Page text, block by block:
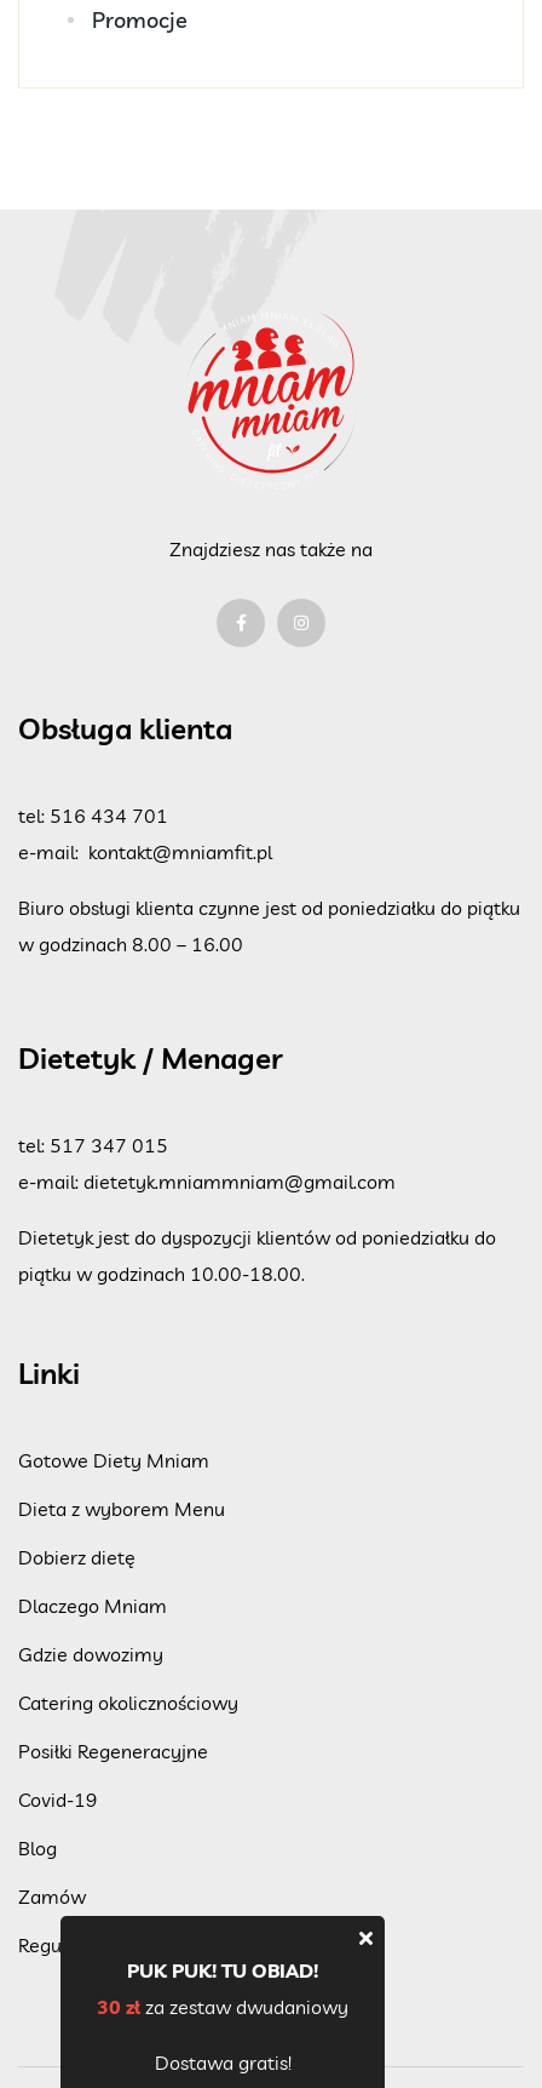
Promocje
Znajdziesz nas także na
Obsługa klienta
tel: 516 434 701
e-mail: kontakt@mniamfit.pl
Biuro obsługi klienta czynne jest od poniedziałku do piątku
w godzinach 8.00 – 16.00
Dietetyk / Menager
tel: 517 347 015
e-mail: dietetyk.mniammniam@gmail.com
Dietetyk jest do dyspozycji klientów od poniedziałku do
piątku w godzinach 10.00-18.00.
Linki
Gotowe Diety Mniam
Dieta z wyborem Menu
Dobierz dietę
Dlaczego Mniam
Gdzie dowozimy
Catering okolicznościowy
Posiłki Regeneracyjne
Covid-19
Blog
Zamów
Regulamin programu lojalnościowego
PUK PUK! TU OBIAD!
30 zł za zestaw dwudaniowy
Dostawa gratis!